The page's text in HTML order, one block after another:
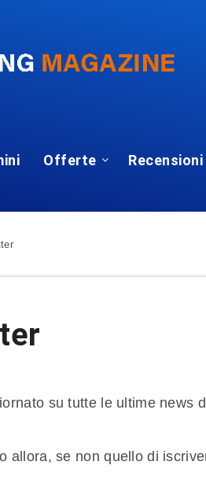
Offerte Recensioni
su tutte le ultime news
allora, se non quello di